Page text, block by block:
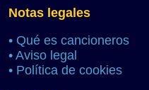
Notas legales
• Qué es cancioneros
• Aviso legal
• Política de cookies